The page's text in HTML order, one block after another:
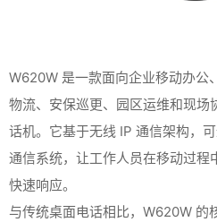
W620W 是一款面向企业移动办公
物流、安保巡更、园区运维和现
话机。它基于无线 IP 通信架构，
通信系统，让工作人员在移动过程
快速响应。
与传统桌面电话相比，W620W 的